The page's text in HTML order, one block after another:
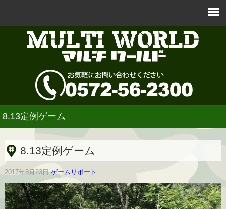
8.13定例ゲーム
8.13定例ゲーム
2017年8月23日 ゲームリポート